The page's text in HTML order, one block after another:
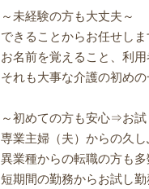
～未経験の方も大丈夫～
できることからお任せしま
お名前を覚えること、利
それも大事な介護の初めの
～初めての方も安心⇒お試
専業主婦（夫）からの久
異業種からの転職の方も多
短期間の勤務からお試し勤